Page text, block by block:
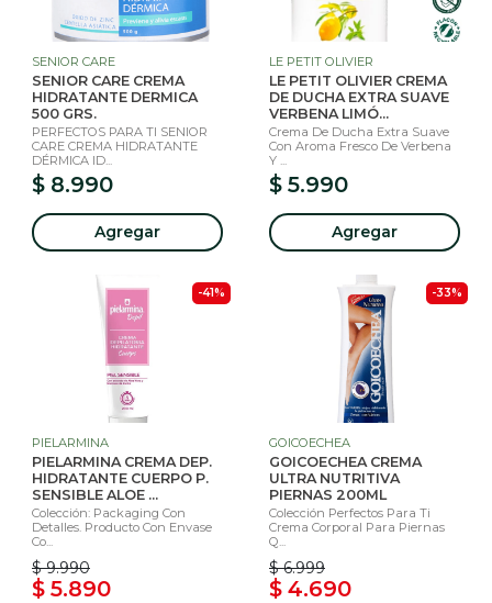
SENIOR CARE
SENIOR CARE CREMA
HIDRATANTE DERMICA
500 GRS.
PERFECTOS PARA TI SENIOR
CARE CREMA HIDRATANTE
DÉRMICA ID...
$ 8.990
Agregar
LE PETIT OLIVIER
LE PETIT OLIVIER CREMA
DE DUCHA EXTRA SUAVE
VERBENA LIMÓ...
Crema De Ducha Extra Suave
Con Aroma Fresco De Verbena
Y ...
$ 5.990
Agregar
-41%
PIELARMINA
PIELARMINA CREMA DEP.
HIDRATANTE CUERPO P.
SENSIBLE ALOE ...
Colección: Packaging Con
Detalles. Producto Con Envase
Co...
$ 9.990
$ 5.890
-33%
GOICOECHEA
GOICOECHEA CREMA
ULTRA NUTRITIVA
PIERNAS 200ML
Colección Perfectos Para Ti
Crema Corporal Para Piernas
Q...
$ 6.999
$ 4.690